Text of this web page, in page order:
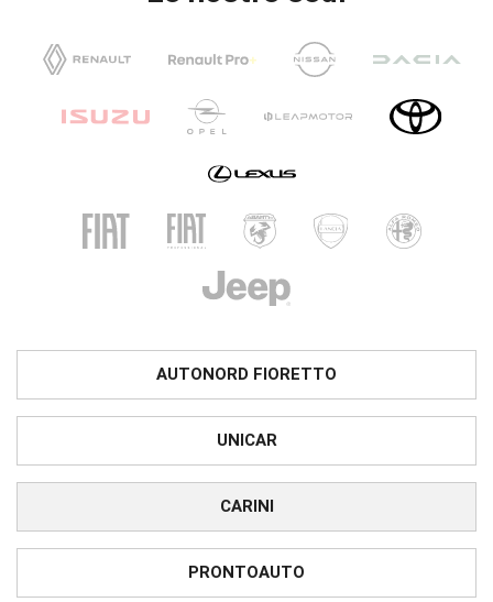
AUTONORD FIORETTO
UNICAR
CARINI
PRONTOAUTO